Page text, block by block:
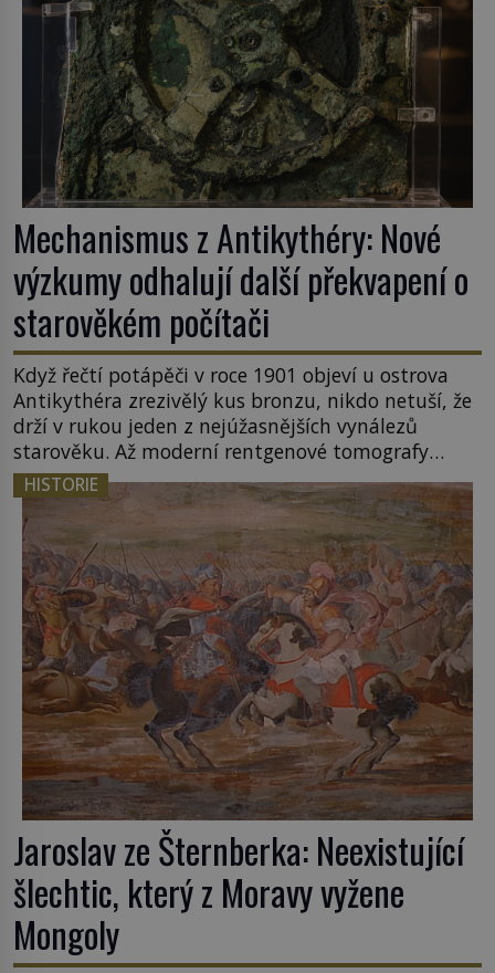
Mechanismus z Antikythéry: Nové
výzkumy odhalují další překvapení o
starověkém počítači
Když řečtí potápěči v roce 1901 objeví u ostrova
Antikythéra zrezivělý kus bronzu, nikdo netuší, že
drží v rukou jeden z nejúžasnějších vynálezů
starověku. Až moderní rentgenové tomografy
odhalí desítky ozubených kol ukrytých uvnitř.
Mechanismus z Antikythéry je dnes považován za
nejstarší známý analogový počítač na světě. Přesto
ani po více než sto letech výzkumu […]
HISTORIE
Jaroslav ze Šternberka: Neexistující
šlechtic, který z Moravy vyžene
Mongoly